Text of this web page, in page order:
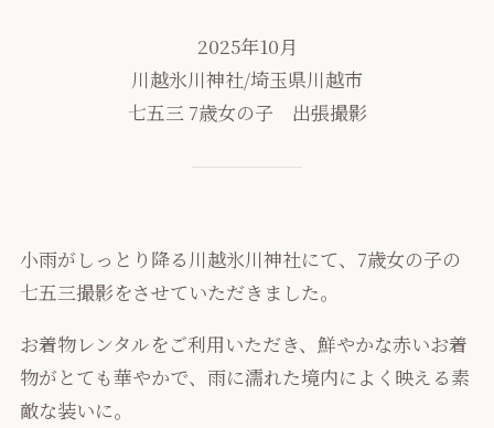
2025年10月
川越氷川神社/埼玉県川越市
七五三 7歳女の子 出張撮影
小雨がしっとり降る川越氷川神社にて、7歳女の子の
七五三撮影をさせていただきました。
お着物レンタルをご利用いただき、鮮やかな赤いお着
物がとても華やかで、雨に濡れた境内によく映える素
敵な装いに。